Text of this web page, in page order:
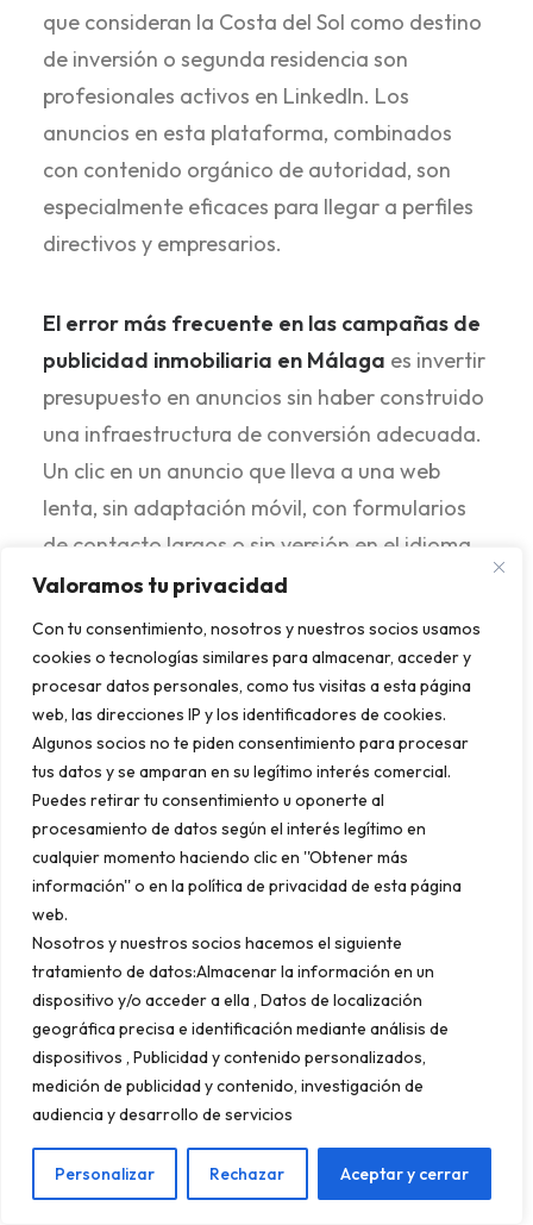
Valoramos tu privacidad
Con tu consentimiento, nosotros y nuestros socios usamos
cookies o tecnologías similares para almacenar, acceder y
procesar datos personales, como tus visitas a esta página
web, las direcciones IP y los identificadores de cookies.
Algunos socios no te piden consentimiento para procesar
tus datos y se amparan en su legítimo interés comercial.
Puedes retirar tu consentimiento u oponerte al
procesamiento de datos según el interés legítimo en
cualquier momento haciendo clic en ''Obtener más
información'' o en la política de privacidad de esta página
web.
Nosotros y nuestros socios hacemos el siguiente
tratamiento de datos:Almacenar la información en un
dispositivo y/o acceder a ella , Datos de localización
geográfica precisa e identificación mediante análisis de
dispositivos , Publicidad y contenido personalizados,
medición de publicidad y contenido, investigación de
audiencia y desarrollo de servicios
Personalizar Rechazar Aceptar y cerrar
que consideran la Costa del Sol como destino
de inversión o segunda residencia son
profesionales activos en LinkedIn. Los
anuncios en esta plataforma, combinados
con contenido orgánico de autoridad, son
especialmente eficaces para llegar a perfiles
directivos y empresarios.
El error más frecuente en las campañas de
publicidad inmobiliaria en Málaga es invertir
presupuesto en anuncios sin haber construido
una infraestructura de conversión adecuada.
Un clic en un anuncio que lleva a una web
lenta, sin adaptación móvil, con formularios
de contacto largos o sin versión en el idioma
del usuario, convierte a una fracción mínima
de su potencial. La
publicidad digital y el
diseño web deben trabajar como un sistema
integrado, no como elementos
independientes.
Email marketing
automatizado: nutrición de
leads en varios idiomas
El ciclo de decisión de compra en el mercado
inmobiliario internacional puede durar entre
seis meses y tres años desde el primer
contacto.El email marketing automatizado
contacto frío en un cliente cuando está listo